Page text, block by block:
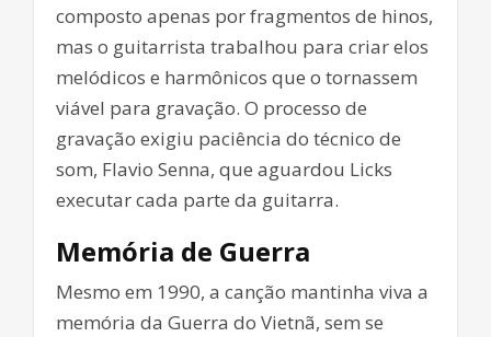
composto apenas por fragmentos de hinos,
mas o guitarrista trabalhou para criar elos
melódicos e harmônicos que o tornassem
viável para gravação. O processo de
gravação exigiu paciência do técnico de
som, Flavio Senna, que aguardou Licks
executar cada parte da guitarra.
Memória de Guerra
Mesmo em 1990, a canção mantinha viva a
memória da Guerra do Vietnã, sem se